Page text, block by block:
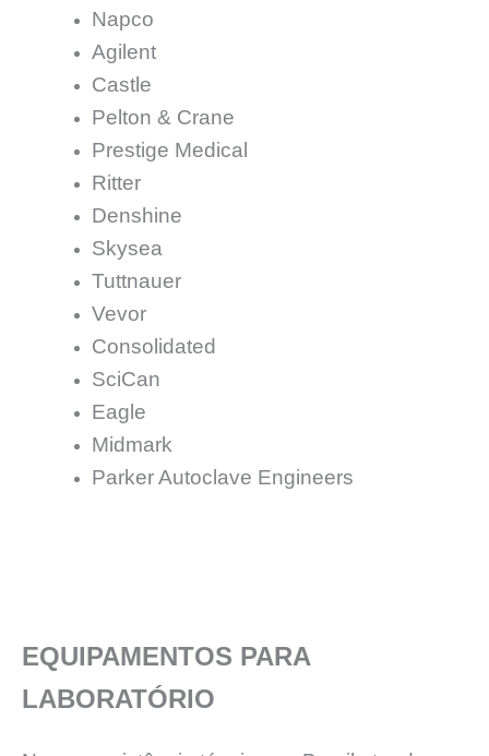
Napco
Agilent
Castle
Pelton & Crane
Prestige Medical
Ritter
Denshine
Skysea
Tuttnauer
Vevor
Consolidated
SciCan
Eagle
Midmark
Parker Autoclave Engineers
EQUIPAMENTOS PARA
LABORATÓRIO